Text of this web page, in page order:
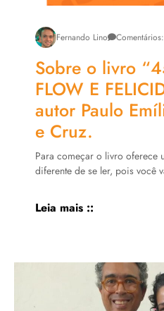
Fernando Lino
Sobre o livro
FLOW E
autor Paulo
e Cruz.
Para começar o livro oferece
diferente de se ler, pois você
Leia mais ::